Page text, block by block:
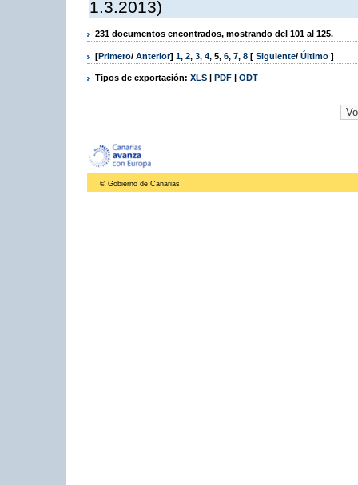
1.3.2013)
231 documentos encontrados, mostrando del 101 al 125.
[Primero/ Anterior] 1, 2, 3, 4, 5, 6, 7, 8 [ Siguiente/ Último ]
Tipos de exportación: XLS | PDF | ODT
© Gobierno de Canarias